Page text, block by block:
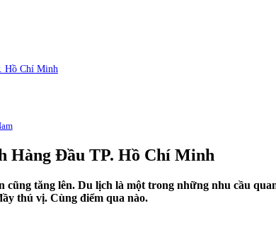
Hồ Chí Minh
Hàng Đầu TP. Hồ Chí Minh
cũng tăng lên. Du lịch là một trong những nhu cầu
thú vị. Cùng điểm qua nào.